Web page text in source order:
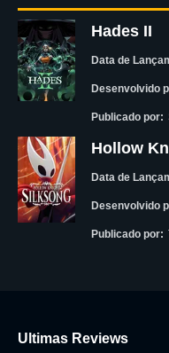
Hades II
Data de
Desenvolvido
Publicado por:
Hollow
Data de
Desenvolvido
Publicado por:
Ultimas Reviews